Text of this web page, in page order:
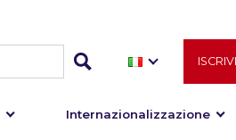
Internazionalizzazione